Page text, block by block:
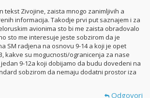
tekst Zivojine, zaista mnogo zanimljivih a
informacija. Takodje prvi put saznajem i za
avionima sto bi me zaista obradovalo
sto me interesuje jeste sobzirom da je
SM radjena na osnovu 9-14 a koji je opet
kakve su mogucnosti/ogranicenja za nase
jedan 9-12a koji dobijamo da budu dovedeni na
sobzirom da nemaju dodatni prostor iza
Odgovori